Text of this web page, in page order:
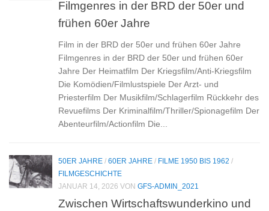
Filmgenres in der BRD der 50er und
frühen 60er Jahre
Film in der BRD der 50er und frühen 60er Jahre
Filmgenres in der BRD der 50er und frühen 60er
Jahre Der Heimatfilm Der Kriegsfilm/Anti-Kriegsfilm
Die Komödien/Filmlustspiele Der Arzt- und
Priesterfilm Der Musikfilm/Schlagerfilm Rückkehr des
Revuefilms Der Kriminalfilm/Thriller/Spionagefilm Der
Abenteurfilm/Actionfilm Die...
50ER JAHRE / 60ER JAHRE / FILME 1950 BIS 1962 /
FILMGESCHICHTE
JANUAR 14, 2026 VON GFS-ADMIN_2021
Zwischen Wirtschaftswunderkino und